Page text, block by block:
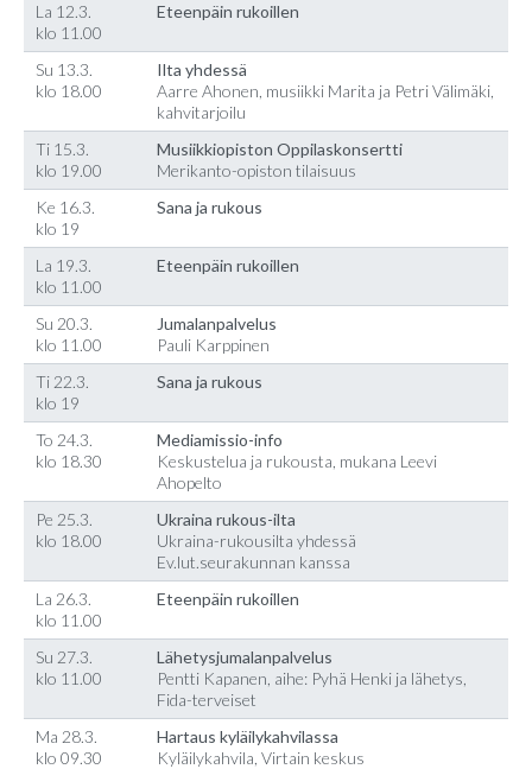
La 12.3.
klo 11.00
Eteenpäin rukoillen
Su 13.3.
klo 18.00
Ilta yhdessä
Aarre Ahonen, musiikki Marita ja Petri Välimäki,
kahvitarjoilu
Ti 15.3.
klo 19.00
Musiikkiopiston Oppilaskonsertti
Merikanto-opiston tilaisuus
Ke 16.3.
klo 19
Sana ja rukous
La 19.3.
klo 11.00
Eteenpäin rukoillen
Su 20.3.
klo 11.00
Jumalanpalvelus
Pauli Karppinen
Ti 22.3.
klo 19
Sana ja rukous
To 24.3.
klo 18.30
Mediamissio-info
Keskustelua ja rukousta, mukana Leevi
Ahopelto
Pe 25.3.
klo 18.00
Ukraina rukous-ilta
Ukraina-rukousilta yhdessä
Ev.lut.seurakunnan kanssa
La 26.3.
klo 11.00
Eteenpäin rukoillen
Su 27.3.
klo 11.00
Lähetysjumalanpalvelus
Pentti Kapanen, aihe: Pyhä Henki ja lähetys,
Fida-terveiset
Ma 28.3.
klo 09.30
Hartaus kyläilykahvilassa
Kyläilykahvila, Virtain keskus